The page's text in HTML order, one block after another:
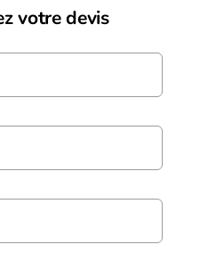
votre devis